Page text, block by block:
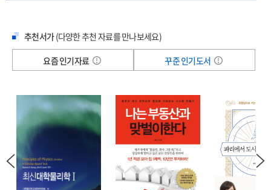
추천서가(다양한 추천 자료를 만나보세요)
요즘 인기자료
꾸준 인기도서